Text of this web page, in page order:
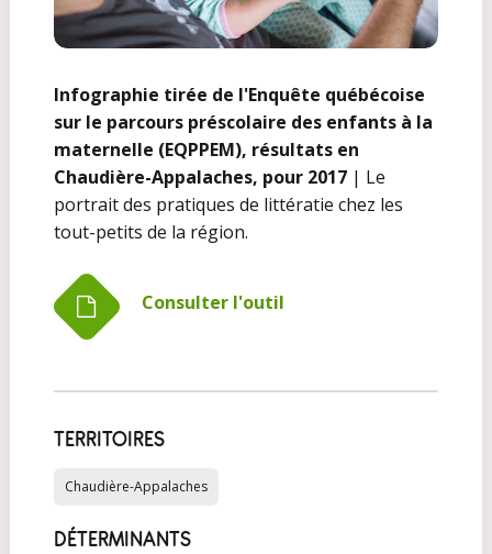
Infographie tirée de l'Enquête québécoise
sur le parcours préscolaire des enfants à la
maternelle (EQPPEM), résultats en
Chaudière-Appalaches, pour 2017| Le
portrait des pratiques de littératie chez les
tout-petits de la région.
Consulter l'outil
TERRITOIRES
Chaudière-Appalaches
DÉTERMINANTS